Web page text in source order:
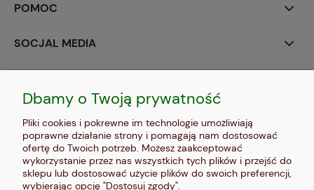
POMOC
SOCJAL MEDIA
INFORMACJE
O NAS
Dbamy o Twoją prywatność
Pliki cookies i pokrewne im technologie umożliwiają
poprawne działanie strony i pomagają nam dostosować
ofertę do Twoich potrzeb. Możesz zaakceptować
wykorzystanie przez nas wszystkich tych plików i przejść do
sklepu lub dostosować użycie plików do swoich preferencji,
wybierając opcję "Dostosuj zgody".